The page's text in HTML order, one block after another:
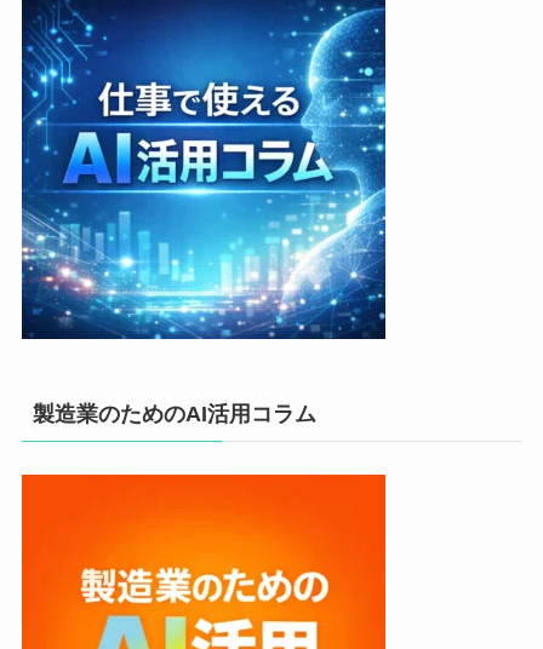
製造業のためのAI活用コラム